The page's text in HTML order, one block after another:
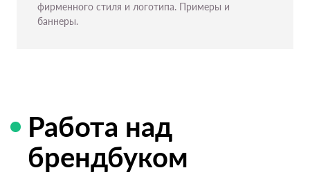
фирменного стиля и логотипа. Примеры и
баннеры.
Работа над
брендбуком